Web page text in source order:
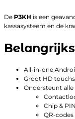
De P3KH is een
kassasysteem en de
All-in-one
Groot HD
Ondersteunt
Chip & PIN
QR-codes